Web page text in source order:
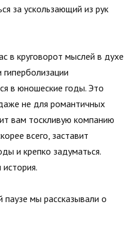
за ускользающий из рук
в круговорот мыслей в духе
в юношеские годы. Это
не для романтичных
вам тоскливую компанию
всего, заставит
и крепко задуматься.
мы рассказывали о